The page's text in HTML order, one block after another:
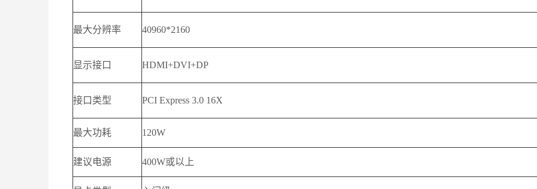
最大分辨率 40960*2160
显示接口 HDMI+DVI+DP
接口类型 PCI Express 3.0 16X
最大功耗 120W
建议电源 400W或以上